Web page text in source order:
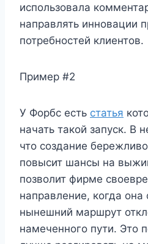
использовала
направлять инновации
потребностей клиентов.
Пример #2
У Форбс есть статья
начать такой запуск. В
что создание
повысит шансы на
позволит фирме
направление, когда она
нынешний маршрут
намеченного пути. Это